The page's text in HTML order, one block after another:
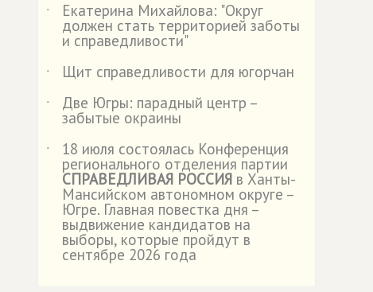
˙
Екатерина Михайлова: "Округ
должен стать территорией заботы
и справедливости"
˙
Щит справедливости для югорчан
˙
Две Югры: парадный центр –
забытые окраины
˙
18 июля состоялась Конференция
регионального отделения партии
СПРАВЕДЛИВАЯ РОССИЯ в Ханты-
Мансийском автономном округе –
Югре. Главная повестка дня –
выдвижение кандидатов на
выборы, которые пройдут в
сентябре 2026 года